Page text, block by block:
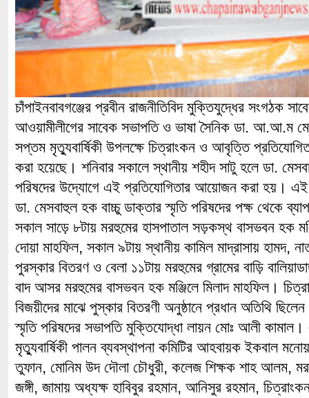
চাঁপাইনবাবগঞ্জের প্রবীন রাজনীতিবিদ মুক্তিযুদ্ধের সংগঠক
আওয়ামীলীগের সাবেক সভাপতি ও ভাষা সৈনিক ডা. আ.আ.ম
সপ্তম মৃত্যুবার্ষিকী উপলক্ষে চিত্রাংকন ও আবৃত্তি
করা হয়েছে। শনিবার সকালে স্থানীয় শহীদ সাটু হলে ডা.
পরিষদের উদ্যোগে এই প্রতিযোগিতার আয়োজন করা হয়। এই
ডা. মেসবাহুল হক বাচ্চু ডাক্তার স্মৃতি পরিষদের পক্ষ থেকে
সকাল সাড়ে ৮টায় মরহুমের হাসপাতাল সড়কস্থ বাসভবন হক
দোয়া মাহফিল, সকাল ৯টায় স্থানীয় কামিল মাদ্রাসায় হামদ,
পুরস্কার বিতরণ ও বেলা ১১টায় মরহুমের গ্রামের বাড়ি
বাদ আসর মরহুমের বাসভবন হক মঞ্জিলে মিলাদ মাহফিল।
বিজয়ীদের মাঝে পুস্কার বিতরণী অনুষ্ঠানে প্রধান অতিথি
স্মৃতি পরিষদের সভাপতি মুক্তিযোদ্ধা লায়ন মোঃ আলী
মৃত্যুবার্ষিকী পালন ব্যবস্থাপনা কমিটির আহবায়ক ইকবাল
তুফান, মোনিম উদ দৌলা চৌধুরী, কলেজ শিক্ষক শাহ আলম,
জঙ্গী, জামায় অধ্যক্ষ হাবিবুর রহমান, আনিসুর রহমান,